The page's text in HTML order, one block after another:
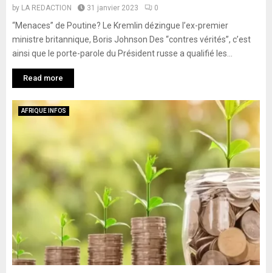
by LA REDACTION 31 janvier 2023 0
“Menaces” de Poutine? Le Kremlin dézingue l’ex-premier
ministre britannique, Boris Johnson Des “contres vérités”, c’est
ainsi que le porte-parole du Président russe a qualifié les...
Read more
AFRIQUE INFOS